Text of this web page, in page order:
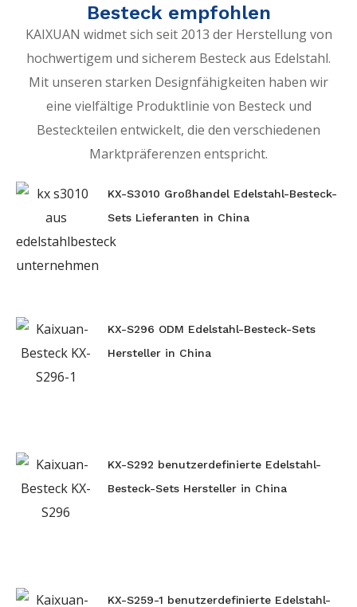
Besteck empfohlen
KAIXUAN widmet sich seit 2013 der Herstellung von
hochwertigem und sicherem Besteck aus Edelstahl.
Mit unseren starken Designfähigkeiten haben wir
eine vielfältige Produktlinie von Besteck und
Besteckteilen entwickelt, die den verschiedenen
Marktpräferenzen entspricht.
KX-S3010 Großhandel Edelstahl-Besteck-
Sets Lieferanten in China
KX-S296 ODM Edelstahl-Besteck-Sets
Hersteller in China
KX-S292 benutzerdefinierte Edelstahl-
Besteck-Sets Hersteller in China
KX-S259-1 benutzerdefinierte Edelstahl-